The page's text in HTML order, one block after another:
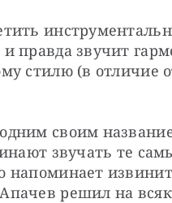
правда звучит
стилю (в
своим
звучать те
напоминает
решил на